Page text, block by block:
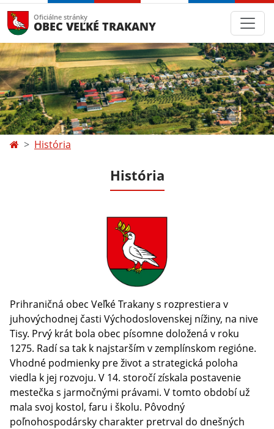
Oficiálne stránky
OBEC VEĽKÉ TRAKANY
História
História
Prihraničná obec Veľké Trakany s rozprestiera v
juhovýchodnej časti Východoslovenskej nížiny, na nive
Tisy. Prvý krát bola obec písomne doložená v roku
1275. Radí sa tak k najstarším v zemplínskom regióne.
Vhodné podmienky pre život a strategická poloha
viedla k jej rozvoju. V 14. storočí získala postavenie
mestečka s jarmočnými právami. V tomto období už
mala svoj kostol, faru i školu. Pôvodný
poľnohospodársky charakter pretrval do dnešných